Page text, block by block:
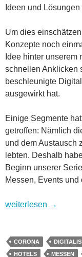
Ideen und
Um dies
Konzepte noch
Idee hinter unserem
schnellen Anklicken
beschleunigte
ausgewirkt hat.
Einige Segmente
getroffen: Nämlich
und dem Austausch
lebten. Deshalb
Beginn unserer
Messen, Events und
Wohin geht es in
weiterlesen →
CORONA
HOTELS
MESSEN